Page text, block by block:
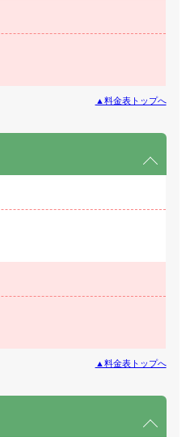
▲料金表トップへ
▲料金表トップへ